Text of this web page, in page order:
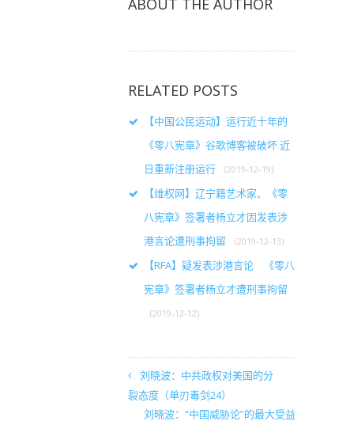
ABOUT THE AUTHOR
RELATED POSTS
【中国公民运动】运行近十年的
《零八宪章》谷歌博客被破坏 近
日重新注册运行
(2019-12-19)
【维权网】辽宁籍艺术家、《零
八宪章》签署者杨立才因发表涉
港言论遭刑事拘留
(2019-12-13)
【RFA】疑发表涉港言论 《零八
宪章》签署者杨立才遭刑事拘留
(2019-12-12)
刘晓波：中共政权对美国的分
裂态度（单刃毒剑24）
刘晓波：“中国威胁论”的最大受益